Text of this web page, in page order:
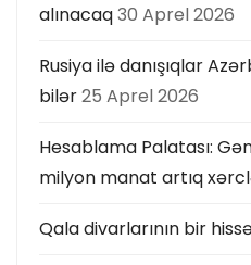
alınacaq30 Aprel 2026
Rusiya ilə danışıqlar
bilər25 Aprel 2026
Hesablama Palatası:
milyon manat artıq
Qala divarlarının bir